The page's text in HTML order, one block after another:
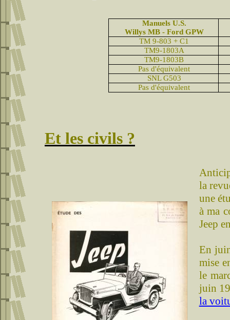
Manuels U.S.
Willys MB - Ford GPW
TM 9-803 + C1
TM9-1803A
TM9-1803B
Pas d'équivalent
SNL G503
Pas d'équivalent
Et les civils ?
la
une
à ma
Jeep
En
mise
le
juin
la